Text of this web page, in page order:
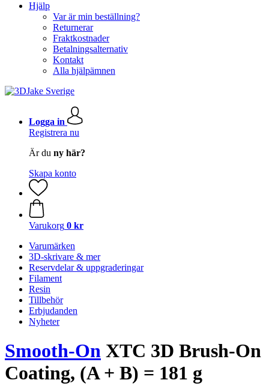
Hjälp
Var är min beställning?
Returnerar
Fraktkostnader
Betalningsalternativ
Kontakt
Alla hjälpämnen
Logga in
Registrera nu
Är du ny här?
Skapa konto
Varukorg 0 kr
Varumärken
3D-skrivare & mer
Reservdelar & uppgraderingar
Filament
Resin
Tillbehör
Erbjudanden
Nyheter
Smooth-On XTC 3D Brush-On
Coating, (A + B) = 181 g